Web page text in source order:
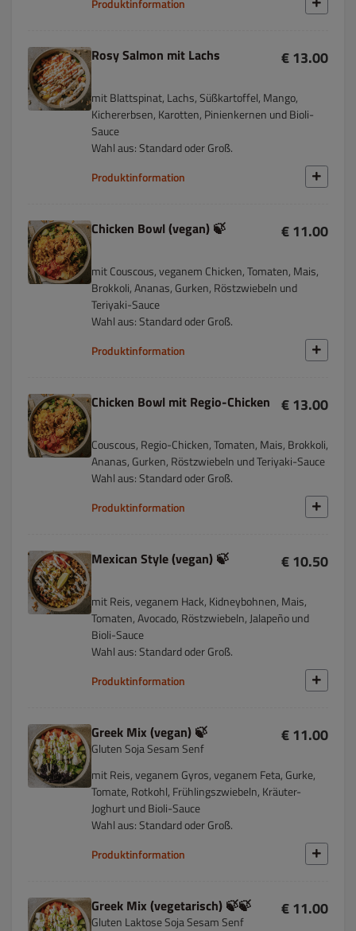
Rosy Salmon mit Lachs € 13.00
mit Blattspinat, Lachs, Süßkartoffel, Mango,
Kichererbsen, Karotten, Pinienkernen und Bioli-
Sauce
Wahl aus: Standard oder Groß.
Produktinformation
Chicken Bowl (vegan) 🍃 € 11.00
mit Couscous, veganem Chicken, Tomaten, Mais,
Brokkoli, Ananas, Gurken, Röstzwiebeln und
Teriyaki-Sauce
Wahl aus: Standard oder Groß.
Produktinformation
Chicken Bowl mit Regio-Chicken € 13.00
Couscous, Regio-Chicken, Tomaten, Mais, Brokkoli,
Ananas, Gurken, Röstzwiebeln und Teriyaki-Sauce
Wahl aus: Standard oder Groß.
Produktinformation
Mexican Style (vegan) 🍃 € 10.50
mit Reis, veganem Hack, Kidneybohnen, Mais,
Tomaten, Avocado, Röstzwiebeln, Jalapeño und
Bioli-Sauce
Wahl aus: Standard oder Groß.
Produktinformation
Greek Mix (vegan) 🍃
Gluten Soja Sesam Senf
€ 11.00
mit Reis, veganem Gyros, veganem Feta, Gurke,
Tomate, Rotkohl, Frühlingszwiebeln, Kräuter-
Joghurt und Bioli-Sauce
Wahl aus: Standard oder Groß.
Produktinformation
Greek Mix (vegetarisch) 🍃🍃
Gluten Laktose Soja Sesam Senf
€ 11.00